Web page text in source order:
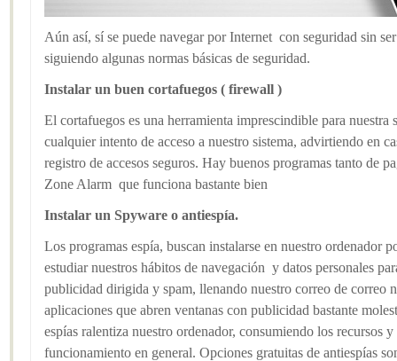
Aún así, sí se puede navegar por Internet con seguridad sin
siguiendo algunas normas básicas de seguridad.
Instalar un buen cortafuegos ( firewall )
El cortafuegos es una herramienta imprescindible para nuestra
cualquier intento de acceso a nuestro sistema, advirtiendo en
registro de accesos seguros. Hay buenos programas tanto de
Zone Alarm que funciona bastante bien
Instalar un Spyware o antiespía.
Los programas espía, buscan instalarse en nuestro ordenador
estudiar nuestros hábitos de navegación y datos personales
publicidad dirigida y spam, llenando nuestro correo de correo
aplicaciones que abren ventanas con publicidad bastante
espías ralentiza nuestro ordenador, consumiendo los recursos
funcionamiento en general. Opciones gratuitas de antiespías